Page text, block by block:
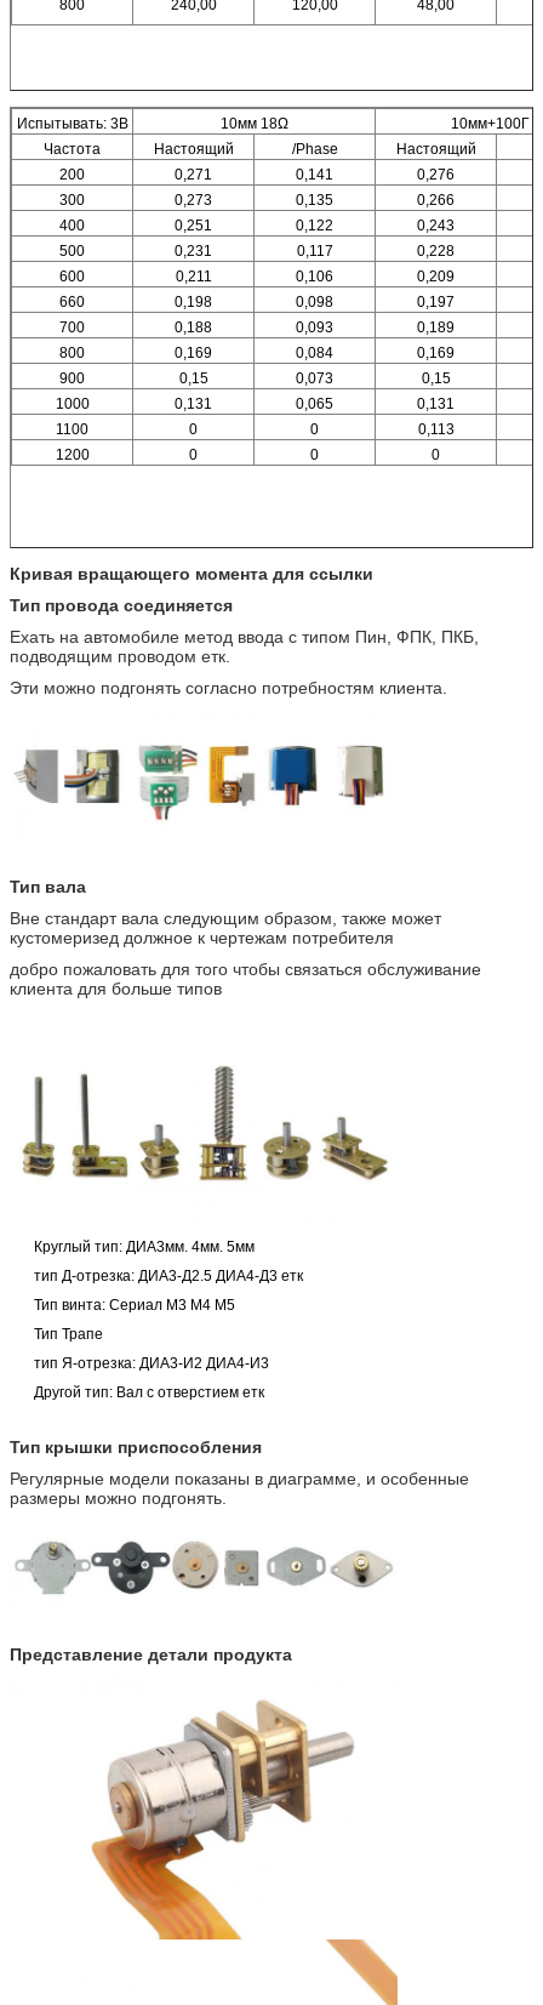
800 240,00 120,00 48,00
Испытывать: 3В 10мм 18Ω
10мм+100Г 1
Частота
Настоящий /Phase Настоящий
200
0,271 0,141 0,276
300
0,273 0,135 0,266
400
0,251 0,122 0,243
500
0,231 0,117 0,228
600
0,211 0,106 0,209
660
0,198 0,098 0,197
700
0,188 0,093 0,189
800
0,169 0,084 0,169
900
0,15 0,073 0,15
1000
0,131 0,065 0,131
1100
0 0 0,113
1200
0 0 0
Кривая вращающего момента для ссылки
Тип провода соединяется
Ехать на автомобиле метод ввода с типом Пин, ФПК, ПКБ,
подводящим проводом етк.
Эти можно подгонять согласно потребностям клиента.
Тип вала
Вне стандарт вала следующим образом, также может
кустомеризед должное к чертежам потребителя
добро пожаловать для того чтобы связаться обслуживание
клиента для больше типов
Круглый тип: ДИА3мм. 4мм. 5мм
тип Д-отрезка: ДИА3-Д2.5 ДИА4-Д3 етк
Тип винта: Сериал М3 М4 М5
Тип Трапе
тип Я-отрезка: ДИА3-И2 ДИА4-И3
Другой тип: Вал с отверстием етк
Тип крышки приспособления
Регулярные модели показаны в диаграмме, и особенные
размеры можно подгонять.
Представление детали продукта